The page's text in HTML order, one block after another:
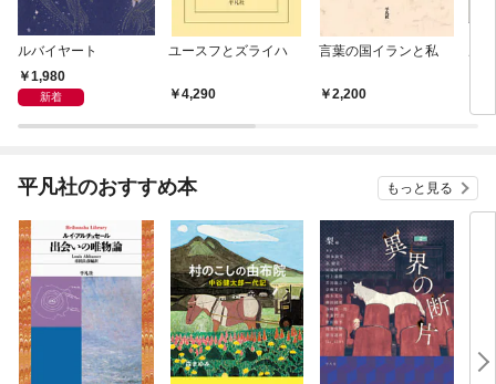
ルバイヤート
1,980
新着
ユースフとズライハ
4,290
言葉の国イランと私
2,200
平凡社のおすすめ本 もっと見る